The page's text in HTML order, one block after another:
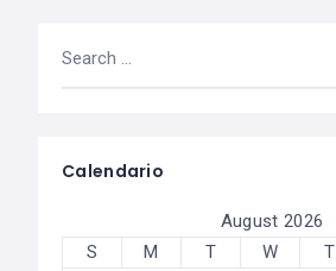
Calendario
August 2026
S
M T W T